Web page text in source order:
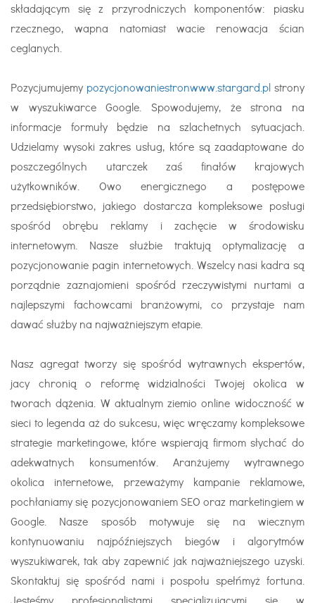
składającym się z przyrodniczych komponentów: piasku
rzecznego, wapna natomiast wacie renowacja ścian
ceglanych.
Pozycjumujemy pozycjonowaniestronwww.stargard.pl strony
w wyszukiwarce Google. Spowodujemy, że strona na
informacje formuły będzie na szlachetnych sytuacjach.
Udzielamy wysoki zakres usług, które są zaadaptowane do
poszczególnych utarczek zaś finałów krajowych
użytkowników. Owo energicznego a postępowe
przedsiębiorstwo, jakiego dostarcza kompleksowe posługi
spośród obrębu reklamy i zachęcie w środowisku
internetowym. Nasze służbie traktują optymalizację a
pozycjonowanie pagin internetowych. Wszelcy nasi kadra są
porządnie zaznajomieni spośród rzeczywistymi nurtami a
najlepszymi fachowcami branżowymi, co przystaje nam
dawać służby na najważniejszym etapie.
Nasz agregat tworzy się spośród wytrawnych ekspertów,
jacy chronią o reformę widzialności Twojej okolica w
tworach dążenia. W aktualnym ziemio online widoczność w
sieci to legenda aż do sukcesu, więc wręczamy kompleksowe
strategie marketingowe, które wspierają firmom słychać do
adekwatnych konsumentów. Aranżujemy wytrawnego
okolica internetowe, przeważymy kampanie reklamowe,
pochłaniamy się pozycjonowaniem SEO oraz marketingiem w
Google. Nasze sposób motywuje się na wiecznym
kontynuowaniu najpóźniejszych biegów i algorytmów
wyszukiwarek, tak aby zapewnić jak najważniejszego uzyski.
Skontaktuj się spośród nami i pospołu spełńmyż fortuna.
Jesteśmy profesjonalistami specjalizującymi się w